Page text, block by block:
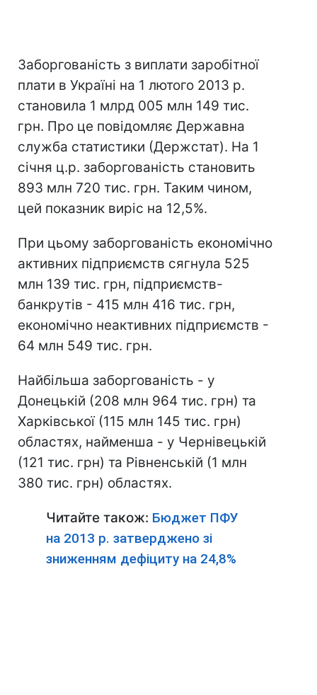
Заборгованість з виплати заробітної
плати в Україні на 1 лютого 2013 р.
становила 1 млрд 005 млн 149 тис.
грн. Про це повідомляє Державна
служба статистики (Держстат). На 1
січня ц.р. заборгованість становить
893 млн 720 тис. грн. Таким чином,
цей показник виріс на 12,5%.
При цьому заборгованість економічно
активних підприємств сягнула 525
млн 139 тис. грн, підприємств-
банкрутів - 415 млн 416 тис. грн,
економічно неактивних підприємств -
64 млн 549 тис. грн.
Найбільша заборгованість - у
Донецькій (208 млн 964 тис. грн) та
Харківської (115 млн 145 тис. грн)
областях, найменша - у Чернівецькій
(121 тис. грн) та Рівненській (1 млн
380 тис. грн) областях.
Читайте також: Бюджет ПФУ
на 2013 р. затверджено зі
зниженням дефіциту на 24,8%